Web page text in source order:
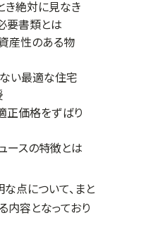
き絶対に見なき
要書類とは
産性のある物
い最適な住宅
正価格をずばり
ースの特徴とは
点について、まと
内容となっており